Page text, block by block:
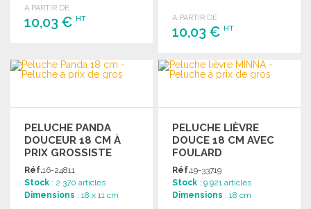
A PARTIR DE
10,03 € HT
Demander un devis
A PARTIR DE
10,03 €HT
COMMANDER
PELUCHE PANDA
DOUCEUR 18 CM À
PRIX GROSSISTE
Réf.16-24811
Stock : 2 370 articles
Dimensions : 18 x 11 cm
PELUCHE LIÈVRE
DOUCE 18 CM AVEC
FOULARD
Réf.19-33719
Stock : 9 921 articles
Dimensions : 18 cm